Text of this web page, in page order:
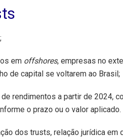
em offshores, empresas no
de capital se voltarem ao Brasil;
rendimentos a partir de 2024,
o prazo ou o valor aplicado.
dos trusts, relação jurídica